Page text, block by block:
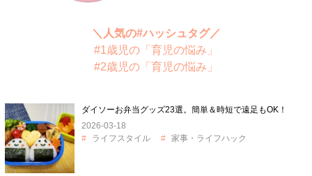
＼人気の#ハッシュタグ／
#1歳児の「育児の悩み」
#2歳児の「育児の悩み」
ダイソーお弁当グッズ23選。簡単＆時短で遠足もOK！
2026-03-18
ライフスタイル
家事・ライフハック